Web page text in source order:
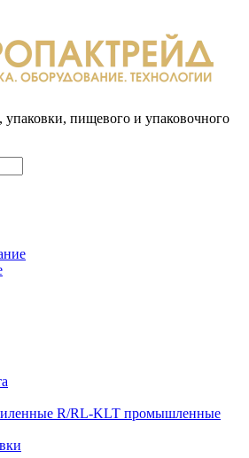
упаковки, пищевого и упаковочного
R/RL-KLT промышленные